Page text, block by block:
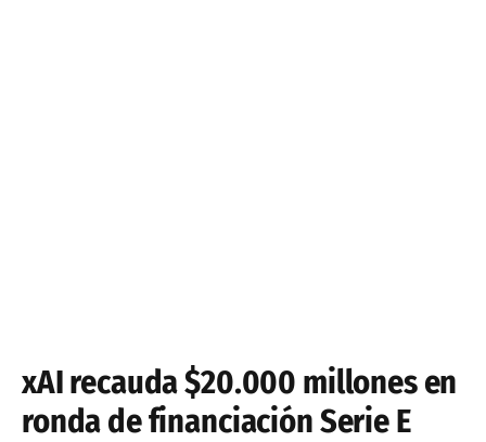
xAI recauda $20.000 millones en
ronda de financiación Serie E